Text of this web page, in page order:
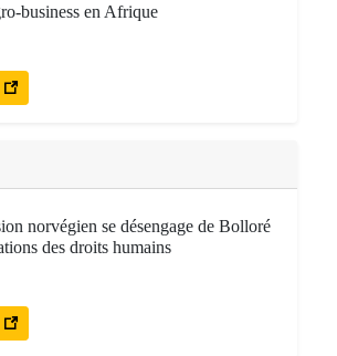
business en Afrique
norvégien se désengage de Bolloré
des droits humains